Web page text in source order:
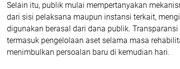
Selain itu, publik mulai mempertanyakan
dari sisi pelaksana maupun instansi terkait,
digunakan berasal dari dana publik.
termasuk pengelolaan aset selama masa
menimbulkan persoalan baru di kemudian hari.